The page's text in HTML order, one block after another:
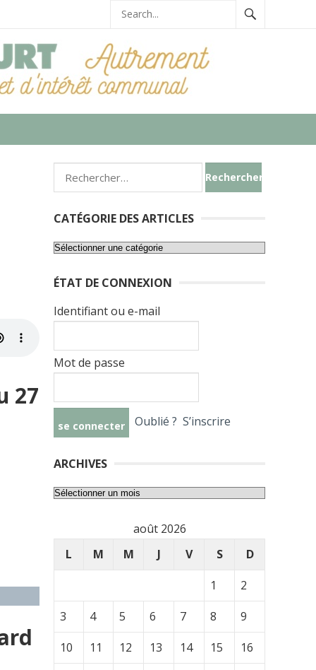
27
Rechercher :
CATÉGORIE DES ARTICLES
Catégorie
articles
ÉTAT DE CONNEXION
Identifiant ou e-mail
Mot de passe
Oublié ? S’inscrire
ARCHIVES
Archives
août 2026
L
M M J V S
D
1
2
3
4 5 6 7 8
9
10
11 12 13 14 15
16